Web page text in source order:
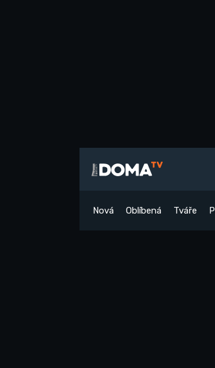
Nová Oblíbená Tváře